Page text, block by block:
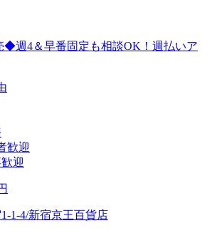
◆週4＆早番固定も相談OK！週払いア
歓迎
迎
1-4/新宿京王百貨店